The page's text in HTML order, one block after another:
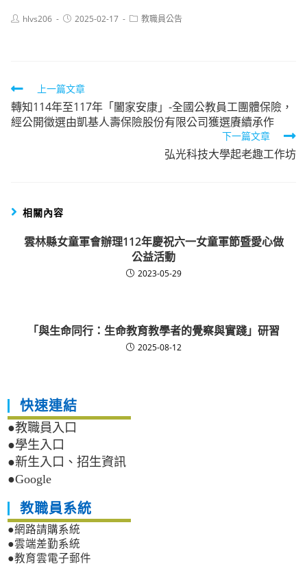
Posthlvs206
Post2025-02-17
Post教職員公告
Read
more
articles
上一篇文章
轉知114年至117年「闔家安康」-全國公教員工團體保險，
經公開徵選由凱基人壽保險股份有限公司獲選賡續承作
下一篇文章
弘光科技大學起老趣工作坊
相關內容
雲林縣女童軍會辦理112年慶祝六一女童軍節暨愛心做
公益活動
2023-05-29
「與生命同行：生命教育教學者的覺察與實踐」研習
2025-08-12
快速連結
●教職員入口
●學生入口
●新生入口、招生資訊
●Google
教職員系統
●網路請購系統
●雲端差勤系統
●教育雲電子郵件